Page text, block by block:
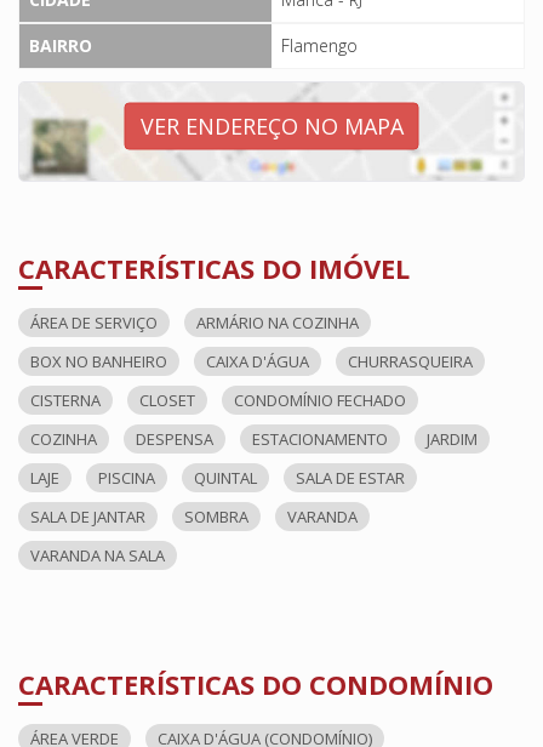
BAIRRO
Flamengo
VER ENDEREÇO NO MAPA
CARACTERÍSTICAS DO IMÓVEL
ÁREA DE SERVIÇO
ARMÁRIO NA COZINHA
BOX NO BANHEIRO
CAIXA D'ÁGUA
CHURRASQUEIRA
CISTERNA
CLOSET
CONDOMÍNIO FECHADO
COZINHA
DESPENSA ESTACIONAMENTO
JARDIM
LAJE
PISCINA QUINTAL
SALA DE ESTAR
SALA DE JANTAR
SOMBRA
VARANDA
VARANDA NA SALA
CARACTERÍSTICAS DO CONDOMÍNIO
ÁREA VERDE
CAIXA D'ÁGUA (CONDOMÍNIO)